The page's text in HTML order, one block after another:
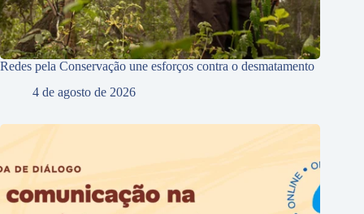
Redes pela Conservação une esforços contra o desmatamento
4 de agosto de 2026